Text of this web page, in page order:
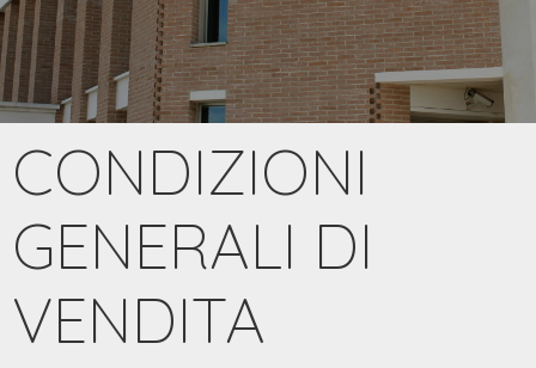
CONDIZIONI
GENERALI DI
VENDITA